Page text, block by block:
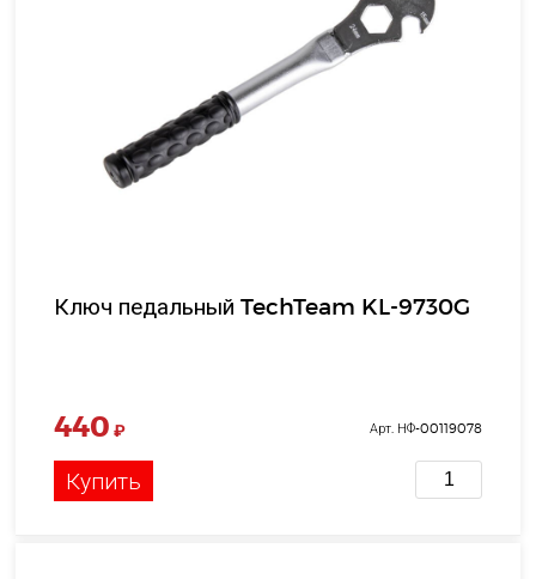
Ключ педальный TechTeam KL-9730G
440 ₽ Арт. НФ-00119078
Купить